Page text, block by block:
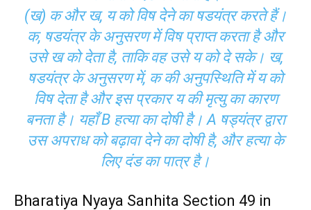
(ख) क और ख, य को विष देने का षडयंत्र करते हैं।
क, षडयंत्र के अनुसरण में विष प्राप्त करता है और
उसे ख को देता है, ताकि वह उसे य को दे सके। ख,
षडयंत्र के अनुसरण में, क की अनुपस्थिति में य को
विष देता है और इस प्रकार य की मृत्यु का कारण
बनता है। यहाँ B हत्या का दोषी है। A षड्यंत्र द्वारा
उस अपराध को बढ़ावा देने का दोषी है, और हत्या के
लिए दंड का पात्र है।
Bharatiya Nyaya Sanhita Section 49 in